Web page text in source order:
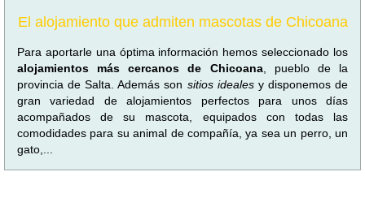
El alojamiento que admiten mascotas de Chicoana
Para aportarle una óptima información hemos seleccionado los
alojamientos más cercanos de Chicoana, pueblo de la
provincia de Salta. Además son sitios ideales y disponemos de
gran variedad de alojamientos perfectos para unos días
acompañados de su mascota, equipados con todas las
comodidades para su animal de compañía, ya sea un perro, un
gato,...